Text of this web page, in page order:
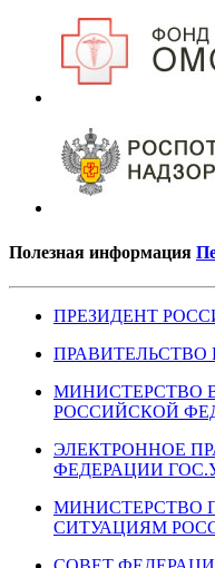
Полезная информация
ПРЕЗИДЕНТ
МИНИСТЕРСТВО
РОССИЙСКОЙ
ЭЛЕКТРОННОЕ
ФЕДЕРАЦИИ
МИНИСТЕРСТВО
СИТУАЦИЯМ